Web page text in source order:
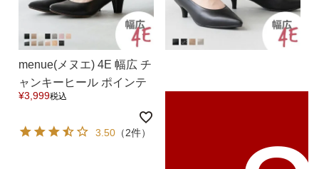
menue(メヌエ) 4E 幅広 チ
ャンキーヒール ポインテ
ッドトゥ パンプス 送料無
¥3,999税込
3.50（2件）